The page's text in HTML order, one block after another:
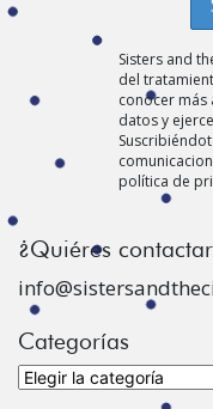
Sisters and
del
conocer más
datos y
política de
¿Quiéres
Categorías
Categorías